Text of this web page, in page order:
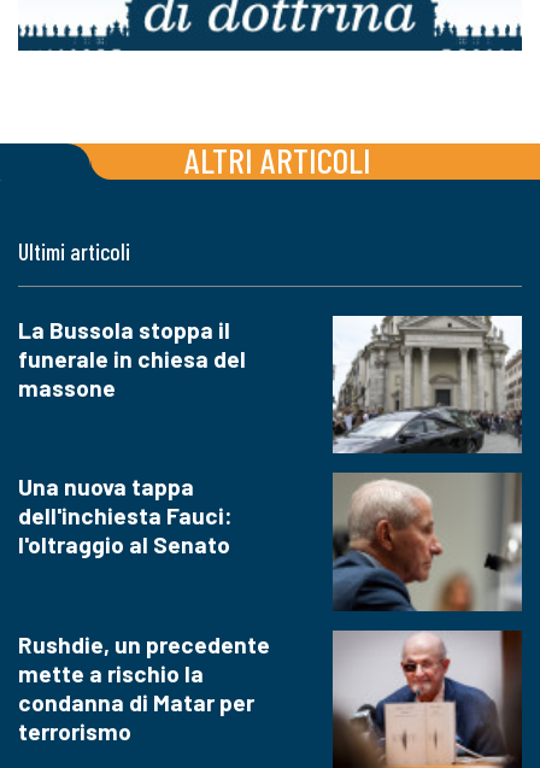
ALTRI ARTICOLI
Ultimi articoli
La Bussola stoppa il
funerale in chiesa del
massone
Una nuova tappa
dell'inchiesta Fauci:
l'oltraggio al Senato
Rushdie, un precedente
mette a rischio la
condanna di Matar per
terrorismo